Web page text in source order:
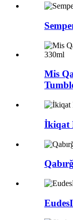
Mis
İkiqat